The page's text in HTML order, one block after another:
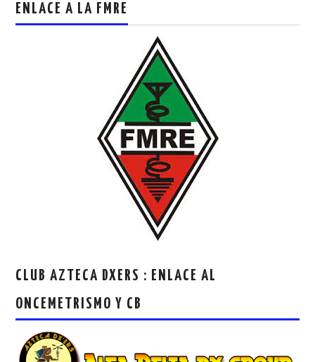
ENLACE A LA FMRE
CLUB AZTECA DXERS : ENLACE AL
ONCEMETRISMO Y CB